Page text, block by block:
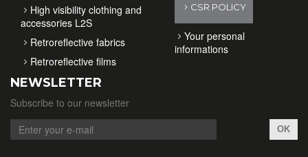
High visibility clothing and
accessories L2S
Retroreflective fabrics
Retroreflective films
CSR POLICY
Your personal
informations
NEWSLETTER
Subscribe to our newsletter
OK